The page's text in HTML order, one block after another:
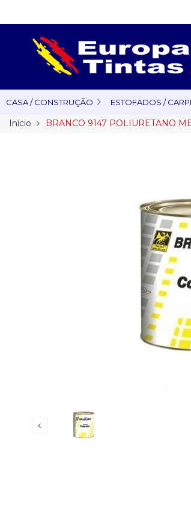
CASA / CONSTRUÇÃO ESTOFADOS /
Início BRANCO 9147 POLIURETANO